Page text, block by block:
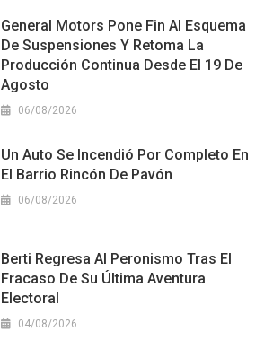
General Motors Pone Fin Al Esquema
De Suspensiones Y Retoma La
Producción Continua Desde El 19 De
Agosto
06/08/2026
Un Auto Se Incendió Por Completo En
El Barrio Rincón De Pavón
06/08/2026
Berti Regresa Al Peronismo Tras El
Fracaso De Su Última Aventura
Electoral
04/08/2026